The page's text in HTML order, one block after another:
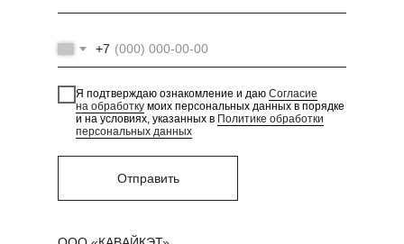
+7
Я подтверждаю ознакомление и даю Согласие
на обработку моих персональных данных в порядке
и на условиях, указанных в Политике обработки
персональных данных
Отправить